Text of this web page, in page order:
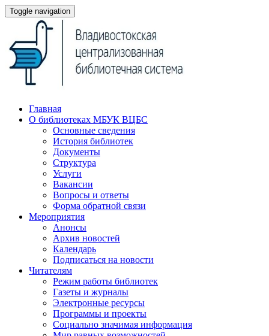
Toggle navigation
Главная
О библиотеках МБУК ВЦБС
Основные сведения
История библиотек
Документы
Структура
Услуги
Вакансии
Вопросы и ответы
Форма обратной связи
Мероприятия
Анонсы
Архив новостей
Календарь
Подписаться на новости
Читателям
Режим работы библиотек
Газеты и журналы
Электронные ресурсы
Программы и проекты
Социально значимая информация